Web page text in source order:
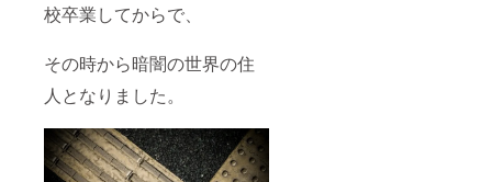
校卒業してからで、
その時から暗闇の世界の住
人となりました。